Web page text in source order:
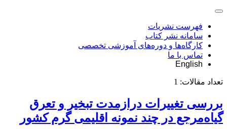
فهرست نشریات
سامانه نشر کتاب
کارگاه‌ها و دوره‌های آموزشی تخصصی
تماس با ما
English
تعداد مقالات: 1
بررسی تغییرات درازمدت تبخیر و تعرق
گیاه‌مرجع در چند نمونه اقلیمی گرم کشور